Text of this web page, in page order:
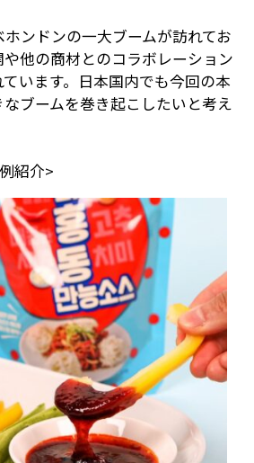
ンドンの一大ブームが訪れてお
他の商材とのコラボレーション
います。日本国内でも今回の本
ブームを巻き起こしたいと考え
紹介>